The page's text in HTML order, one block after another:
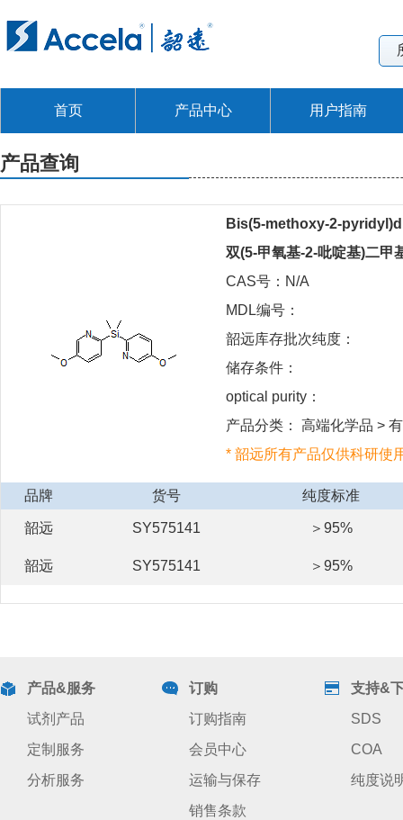
首页 产品中心 用户指南
产品查询
Bis(5-methoxy-2-
双(5-甲氧基-2-吡啶基)二甲
CAS号：N/A
MDL编号：
韶远库存批次纯度：
储存条件：
optical purity：
产品分类： 高端化学品 >
* 韶远所有产品仅供科研使
品牌 货号 纯度标准
韶远 SY575141 ＞95%
韶远 SY575141 ＞95%
产品&服务
试剂产品
定制服务
分析服务
订购
订购指南
会员中心
运输与保存
销售条款
支持&
SDS
COA
纯度说